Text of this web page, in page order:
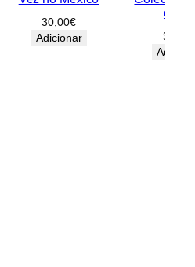
30,00€
Adicionar
30,00